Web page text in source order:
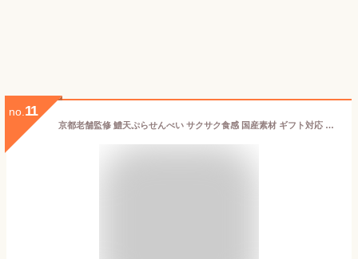
no. 11
京都老舗監修 鱧天ぷらせんべい サクサク食感 国産素材 ギフト対応 おやつ・おつまみに 個包装 サクサク 夏季限定 のし対応可能